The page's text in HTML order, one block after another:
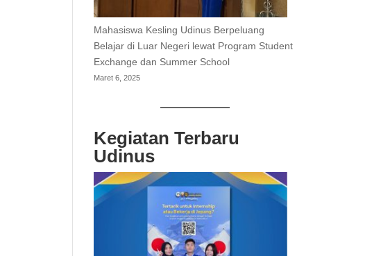
Mahasiswa Kesling Udinus Berpeluang
Belajar di Luar Negeri lewat Program Student
Exchange dan Summer School
Maret 6, 2025
Kegiatan Terbaru
Udinus